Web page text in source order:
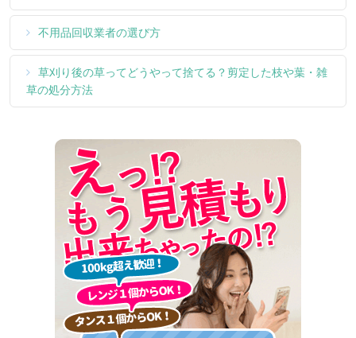
不用品回収業者の選び方
草刈り後の草ってどうやって捨てる？剪定した枝や葉・雑
草の処分方法